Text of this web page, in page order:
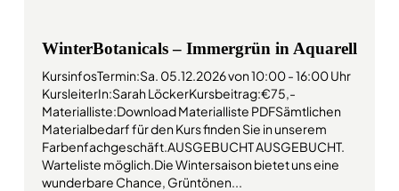
WinterBotanicals – Immergrün in Aquarell
KursinfosTermin:Sa. 05.12.2026 von 10:00 - 16:00 Uhr
KursleiterIn:Sarah LöckerKursbeitrag:€75,-
Materialliste:Download Materialliste PDFSämtlichen
Materialbedarf für den Kurs finden Sie in unserem
Farbenfachgeschäft.AUSGEBUCHT AUSGEBUCHT.
Warteliste möglich.Die Wintersaison bietet uns eine
wunderbare Chance, Grüntönen...